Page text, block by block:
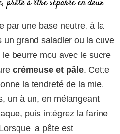
prête à être séparée en deux
par une base neutre, à la
un grand saladier ou la cuve
beurre mou avec le sucre
crémeuse et pâle. Cette
la tendreté de la mie.
un à un, en mélangeant
puis intégrez la farine
la pâte est